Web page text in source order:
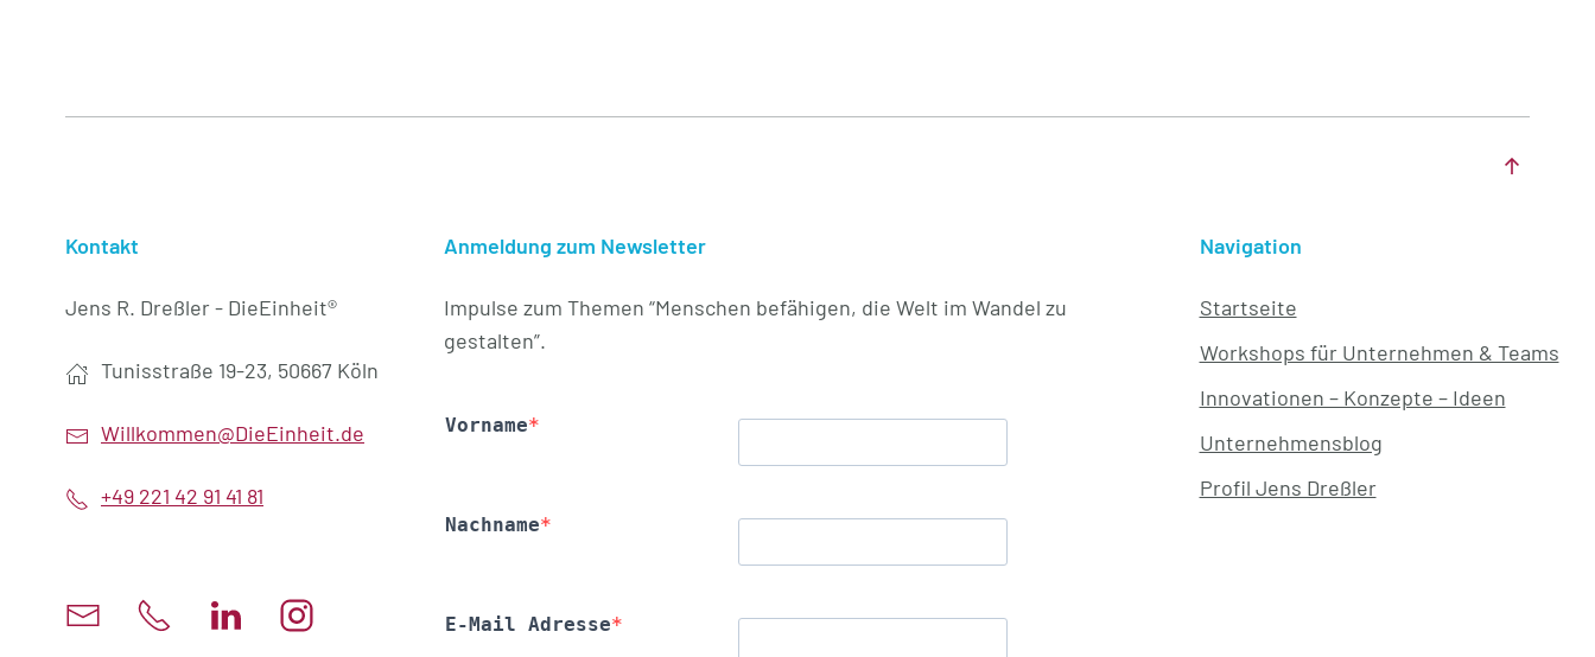
Kontakt
Jens R. Dreßler - DieEinheit®
Tunisstraße 19-23, 50667 Köln
Willkommen@DieEinheit.de
+49 221 42 91 41 81
Anmeldung zum Newsletter
Impulse zum Themen “Menschen befähigen, die Welt im Wandel zu
gestalten”.
Navigation
Startseite
Workshops für Unternehmen & Teams
Innovationen – Konzepte – Ideen
Unternehmensblog
Profil Jens Dreßler